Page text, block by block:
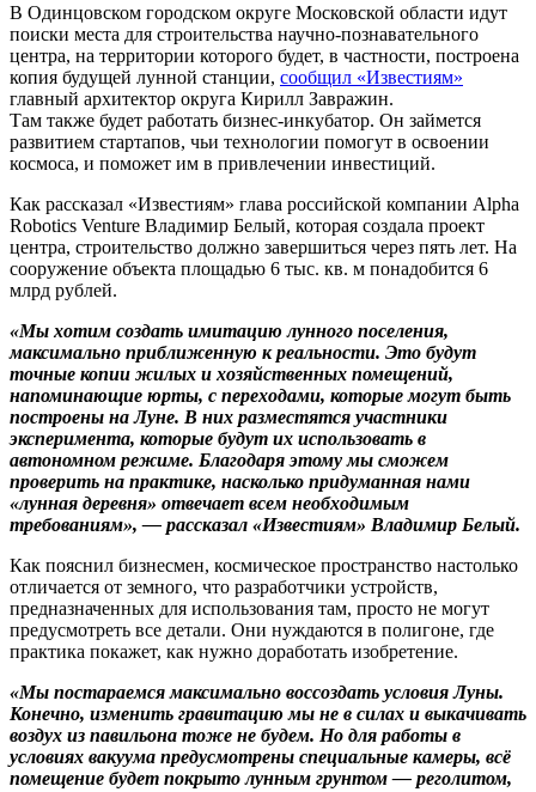
В Одинцовском городском округе Московской области идут
поиски места для строительства научно-познавательного
центра, на территории которого будет, в частности, построена
копия будущей лунной станции, сообщил «Известиям»
главный архитектор округа Кирилл Завражин.
Там также будет работать бизнес-инкубатор. Он займется
развитием стартапов, чьи технологии помогут в освоении
космоса, и поможет им в привлечении инвестиций.
Как рассказал «Известиям» глава российской компании Alpha
Robotics Venture Владимир Белый, которая создала проект
центра, строительство должно завершиться через пять лет. На
сооружение объекта площадью 6 тыс. кв. м понадобится 6
млрд рублей.
«Мы хотим создать имитацию лунного поселения,
максимально приближенную к реальности. Это будут
точные копии жилых и хозяйственных помещений,
напоминающие юрты, с переходами, которые могут быть
построены на Луне. В них разместятся участники
эксперимента, которые будут их использовать в
автономном режиме. Благодаря этому мы сможем
проверить на практике, насколько придуманная нами
«лунная деревня» отвечает всем необходимым
требованиям», — рассказал «Известиям» Владимир Белый.
Как пояснил бизнесмен, космическое пространство настолько
отличается от земного, что разработчики устройств,
предназначенных для использования там, просто не могут
предусмотреть все детали. Они нуждаются в полигоне, где
практика покажет, как нужно доработать изобретение.
«Мы постараемся максимально воссоздать условия Луны.
Конечно, изменить гравитацию мы не в силах и выкачивать
воздух из павильона тоже не будем. Но для работы в
условиях вакуума предусмотрены специальные камеры, всё
помещение будет покрыто лунным грунтом — реголитом,